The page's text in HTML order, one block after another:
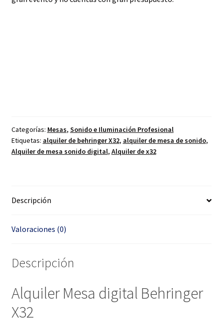
Categorías: Mesas, Sonido e Iluminación Profesional
Etiquetas: alquiler de behringer X32, alquiler de mesa de sonido,
Alquiler de mesa sonido digital, Alquiler de x32
Descripción
Valoraciones (0)
Descripción
Alquiler Mesa digital Behringer
X32